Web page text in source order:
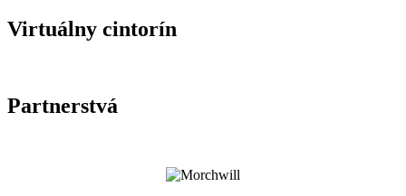
Virtuálny cintorín
Partnerstvá